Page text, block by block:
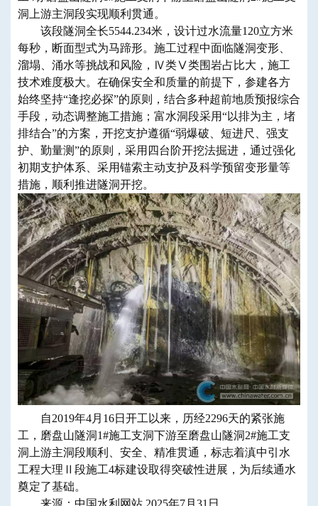
洞上游主洞段实现顺利贯通。
该段隧洞全长5544.234米，设计过水流量120立方米
每秒 ， 断面型式为马蹄形。施工过程中面临隧洞变形、
溜塌、涌水等挑战和风险，Ⅳ类Ⅴ类围岩占比大，施工
技术难度极大。在确保安全和质量的前提下，参建各方
始终坚持“逢挖必探”的原则，结合多种超前地质预报综合
手段，动态调整施工措施；富水洞段采用“以排为主，堵
排结合”的方案，开挖支护遵循“弱爆破、短进尺、强支
护、勤量测”的原则，采用四台阶开挖法掘进，通过强化
初期支护体系、采用锚索主动支护及科学预留变形量等
措施，顺利推进隧洞开挖。
自2019年4月16日开工以来，历经2296天的紧张施
工，磨盘山隧洞1#施工支洞下游至磨盘山隧洞2#施工支
洞上游主洞段顺利、安全、精准贯通，标志着滇中引水
工程大理Ⅱ段施工4标建设取得突破性进展，为后续通水
奠定了基础。
来源：中国水利网站 2025年7月31日